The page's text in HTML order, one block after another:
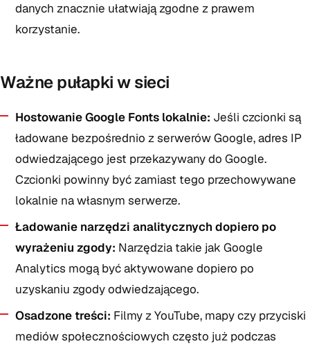
danych znacznie ułatwiają zgodne z prawem
korzystanie.
Ważne pułapki w sieci
Hostowanie Google Fonts lokalnie: Jeśli czcionki są
ładowane bezpośrednio z serwerów Google, adres IP
odwiedzającego jest przekazywany do Google.
Czcionki powinny być zamiast tego przechowywane
lokalnie na własnym serwerze.
Ładowanie narzędzi analitycznych dopiero po
wyrażeniu zgody: Narzędzia takie jak Google
Analytics mogą być aktywowane dopiero po
uzyskaniu zgody odwiedzającego.
Osadzone treści: Filmy z YouTube, mapy czy przyciski
mediów społecznościowych często już podczas